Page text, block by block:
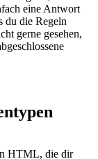
eine Antwort
du die Regeln
gerne gesehen,
HTML, die dir